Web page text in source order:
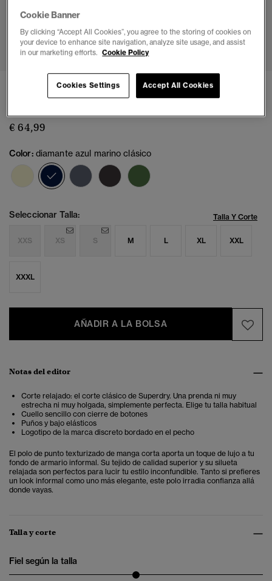
1 2 3 4
Polo de punto texturizado de manga corta
€ 64,99
Color: diamante azul marino clásico
seleccionado
Seleccionar Talla: Talla Y Corte
XXS XS S M L XL XXL
XXXL
AÑADIR A LA BOLSA
Notas del editor
Corte relajado: el corte clásico de Superdry. Una prenda ni muy
estrecha ni muy holgada, simplemente perfecta. Elige tu talla habitual
Cuello sencillo con cierre de botones
Puños y bajo elásticos
Logotipo de la marca discreto bordado en el pecho
El polo de punto texturizado de manga corta aporta un toque de lujo a tu
fondo de armario informal. Su tejido de calidad superior y su silueta
relajada son perfectos para lucir tu estilo inconfundible. Tanto si prefieres
un look informal como uno más elegante, este polo irradia confianza allá
donde vayas.
Talla y corte
Fiel según la talla
Cookie Banner
By clicking “Accept All Cookies”, you agree to the storing of cookies on
your device to enhance site navigation, analyze site usage, and assist
in our marketing efforts. Cookie Policy
Accept All Cookies
Cookies Settings